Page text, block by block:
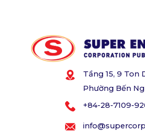
Tầng 15, 9 Ton
Phường Bến
+84-28-7109-